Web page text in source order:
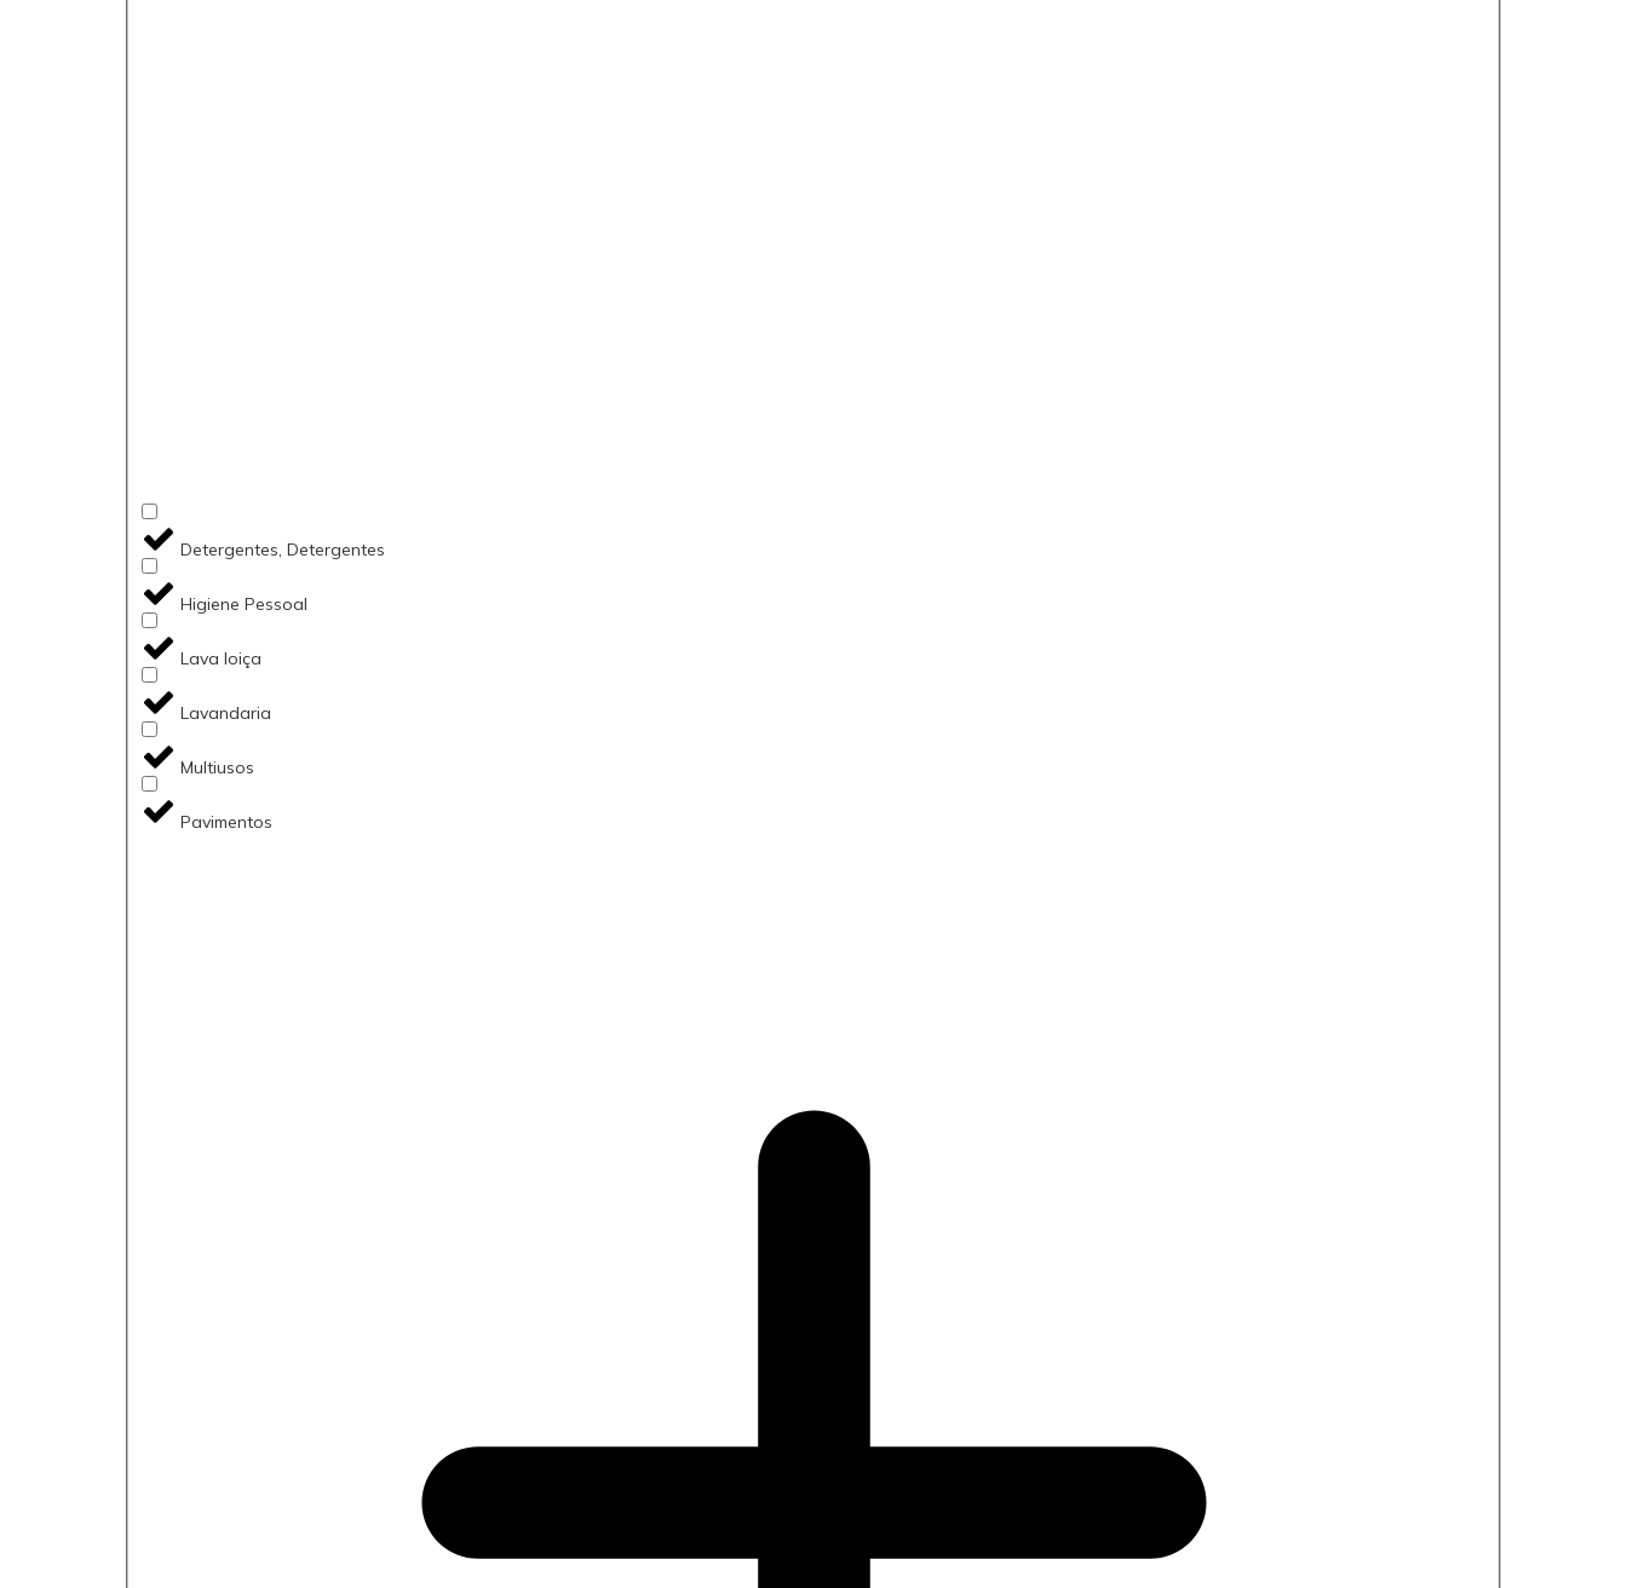
Detergentes, Detergentes
Higiene Pessoal
Lava loiça
Lavandaria
Multiusos
Pavimentos